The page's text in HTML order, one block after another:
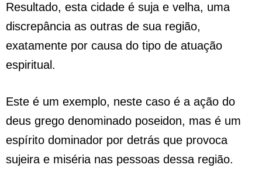
Resultado, esta cidade é suja e velha, uma
discrepância as outras de sua região,
exatamente por causa do tipo de atuação
espiritual.
Este é um exemplo, neste caso é a ação do
deus grego denominado poseidon, mas é um
espírito dominador por detrás que provoca
sujeira e miséria nas pessoas dessa região.